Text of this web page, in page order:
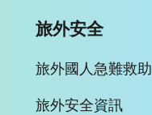
旅外安全
旅外國人急難救助
旅外安全資訊